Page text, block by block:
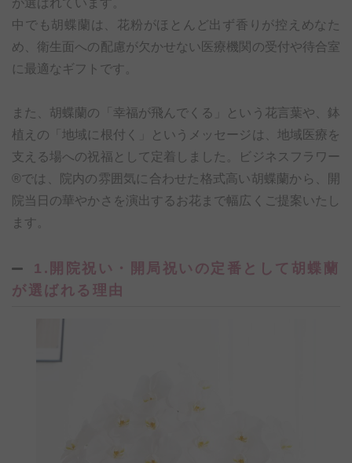
が選ばれています。
中でも胡蝶蘭は、花粉がほとんど出ず香りが控えめなた
め、衛生面への配慮が欠かせない医療機関の受付や待合室
に最適なギフトです。
また、胡蝶蘭の「幸福が飛んでくる」という花言葉や、鉢
植えの「地域に根付く」というメッセージは、地域医療を
支える場への祝福として定着しました。ビジネスフラワー
®では、院内の雰囲気に合わせた格式高い胡蝶蘭から、開
院当日の華やかさを演出するお花まで幅広くご提案いたし
ます。
1.開院祝い・開局祝いの定番として胡蝶蘭
が選ばれる理由